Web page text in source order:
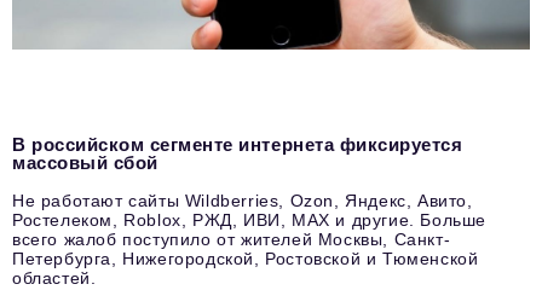
В российском сегменте интернета фиксируется
массовый сбой
Не работают сайты Wildberries, Ozon, Яндекс, Авито,
Ростелеком, Roblox, РЖД, ИВИ, MAX и другие. Больше
всего жалоб поступило от жителей Москвы, Санкт-
Петербурга, Нижегородской, Ростовской и Тюменской
областей.